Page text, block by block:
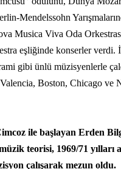
Mendelssohn
Musica Viva Oda
eşliğinde konserler
gibi ünlü müzisyenlerle
Boston, Chicago ve
ile başlayan Erden
teorisi, 1969/71 yılları
çalışarak mezun oldu.